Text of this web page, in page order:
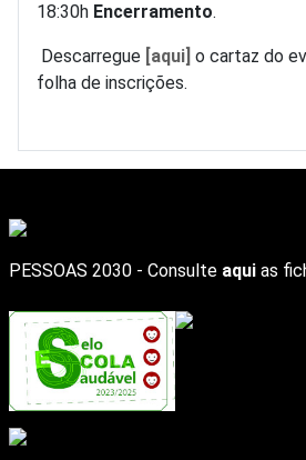
18:30h Encerramento.
Descarregue [aqui] o cartaz do
folha de inscrições.
PESSOAS 2030 - Consulte aqui as